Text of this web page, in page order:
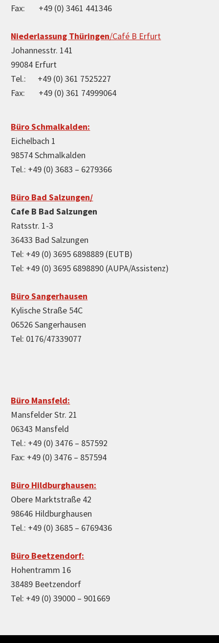
Fax: +49 (0) 3461 441346
Niederlassung Thüringen/Café B Erfurt
Johannesstr. 141
99084 Erfurt
Tel.: +49 (0) 361 7525227
Fax: +49 (0) 361 74999064
Büro Schmalkalden:
Eichelbach 1
98574 Schmalkalden
Tel.: +49 (0) 3683 – 6279366
Büro Bad Salzungen/
Cafe B Bad Salzungen
Ratsstr. 1-3
36433 Bad Salzungen
Tel: +49 (0) 3695 6898889 (EUTB)
Tel: +49 (0) 3695 6898890 (AUPA/Assistenz)
Büro Sangerhausen
Kylische Straße 54C
06526 Sangerhausen
Tel: 0176/47339077
Büro Mansfeld:
Mansfelder Str. 21
06343 Mansfeld
Tel.: +49 (0) 3476 – 857592
Fax: +49 (0) 3476 – 857594
Büro Hildburghausen:
Obere Marktstraße 42
98646 Hildburghausen
Tel.: +49 (0) 3685 – 6769436
Büro Beetzendorf:
Hohentramm 16
38489 Beetzendorf
Tel: +49 (0) 39000 – 901669